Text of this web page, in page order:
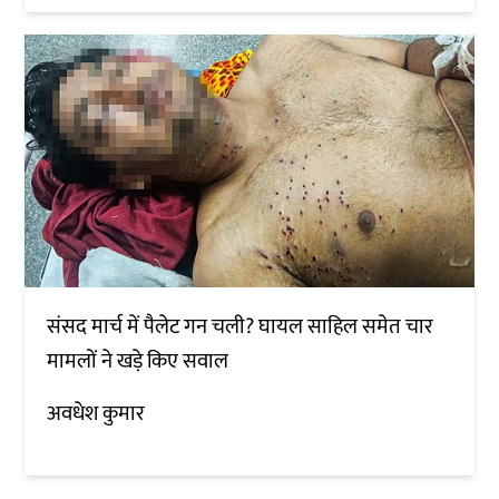
संसद मार्च में पैलेट गन चली? घायल साहिल समेत चार
मामलों ने खड़े किए सवाल
अवधेश कुमार